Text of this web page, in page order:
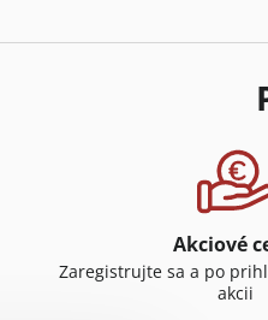
Akciové
Zaregistrujte sa a po
akcii